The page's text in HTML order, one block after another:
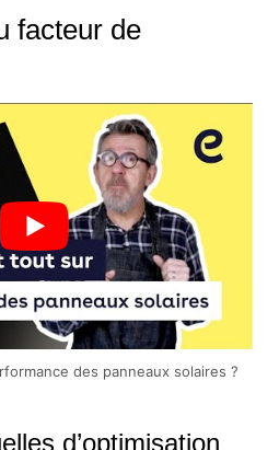
facteur de
des panneaux solaires ?
d’optimisation